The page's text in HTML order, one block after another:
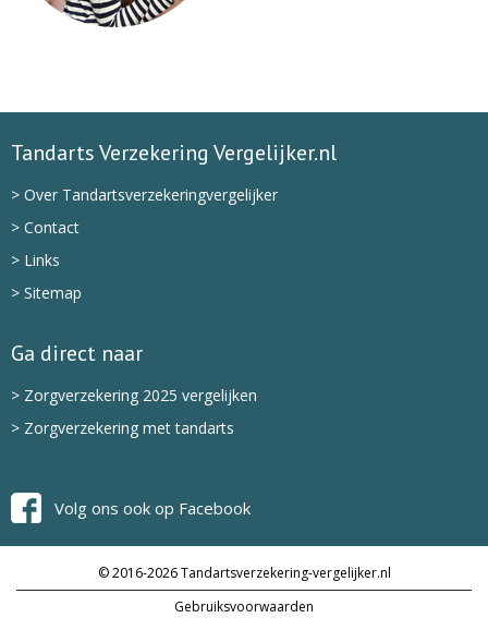
Tandarts Verzekering Vergelijker.nl
> Over Tandartsverzekeringvergelijker
> Contact
> Links
> Sitemap
Ga direct naar
> Zorgverzekering 2025 vergelijken
> Zorgverzekering met tandarts
Volg ons ook op Facebook
© 2016-2026 Tandartsverzekering-vergelijker.nl
Gebruiksvoorwaarden